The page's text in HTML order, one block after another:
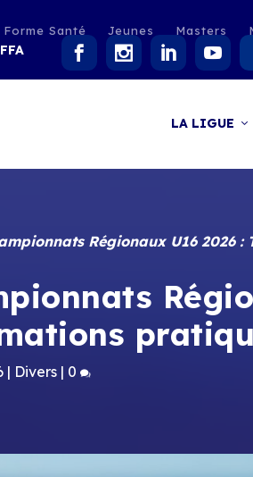
Santé Jeunes Masters
LA LIGUE
Régionaux U16 2026
| Divers | 0